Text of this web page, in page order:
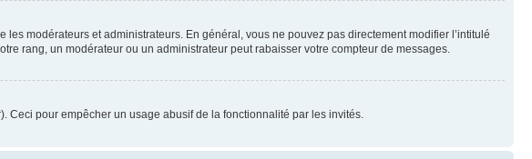
modérateurs et administrateurs. En général, vous ne pouvez pas directement modifier l’intitulé
rang, un modérateur ou un administrateur peut rabaisser votre compteur de messages.
Ceci pour empêcher un usage abusif de la fonctionnalité par les invités.